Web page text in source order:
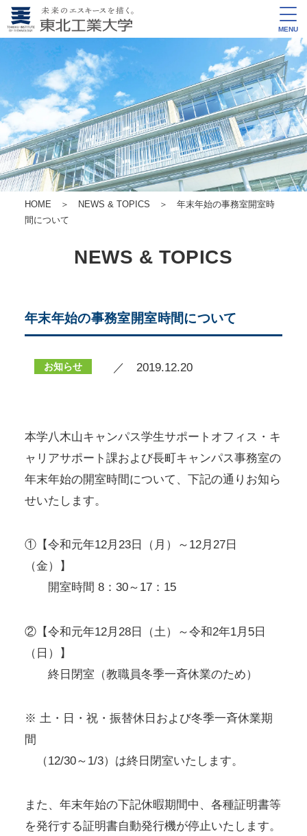
MENU
HOME ＞ NEWS & TOPICS ＞ 年末年始の事務室開室時
間について
NEWS & TOPICS
年末年始の事務室開室時間について
お知らせ ／ 2019.12.20
本学八木山キャンパス学生サポートオフィス・キ
ャリアサポート課および長町キャンパス事務室の
年末年始の開室時間について、下記の通りお知ら
せいたします。
①【令和元年12月23日（月）～12月27日
（金）】
開室時間 8：30～17：15
②【令和元年12月28日（土）～令和2年1月5日
（日）】
終日閉室（教職員冬季一斉休業のため）
※ 土・日・祝・振替休日および冬季一斉休業期
間
（12/30～1/3）は終日閉室いたします。
また、年末年始の下記休暇期間中、各種証明書等
を発行する証明書自動発行機が停止いたします。